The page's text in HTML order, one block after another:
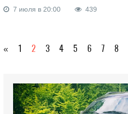
7 июля в 20:00 439
« 1 2 3 4 5 6 7 8